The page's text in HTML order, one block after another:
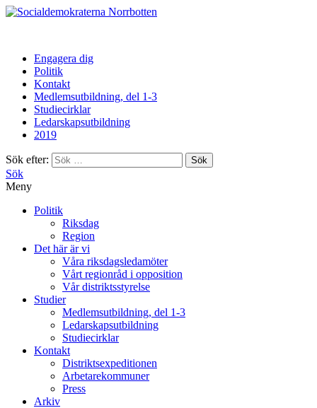
Norrbotten
Engagera dig
Politik
Kontakt
Medlemsutbildning, del 1-3
Studiecirklar
Ledarskapsutbildning
2019
Sök efter:
Sök
Meny
Politik
Riksdag
Region
Det här är vi
Våra riksdagsledamöter
Vårt regionråd i opposition
Vår distriktsstyrelse
Studier
Medlemsutbildning, del 1-3
Ledarskapsutbildning
Studiecirklar
Kontakt
Distriktsexpeditionen
Arbetarekommuner
Press
Arkiv